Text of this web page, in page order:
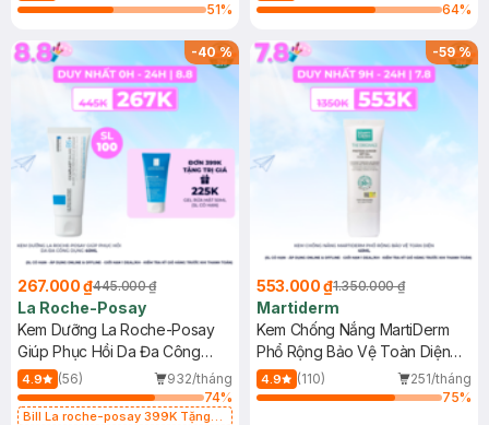
51%
64%
-40%
267.000 ₫445.000 ₫
La Roche-Posay
Kem Dưỡng La Roche-Posay
Giúp Phục Hồi Da Đa Công
Dụng 40ml
4.9 (56)
932/tháng
74%
Bill La roche-posay 399K Tặng
-59%
553.000 ₫1.350.000 ₫
Martiderm
Kem Chống Nắng MartiDerm
Phổ Rộng Bảo Vệ Toàn Diện
40ml
4.9 (110)
251/tháng
75%